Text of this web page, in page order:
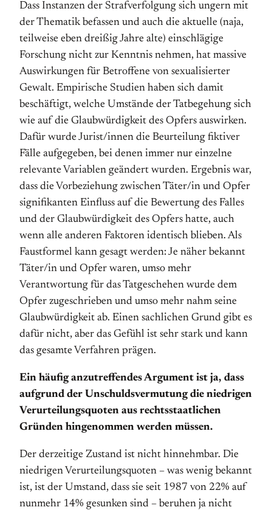
Dass Instanzen der Strafverfolgung sich ungern mit
der Thematik befassen und auch die aktuelle (naja,
teilweise eben dreißig Jahre alte) einschlägige
Forschung nicht zur Kenntnis nehmen, hat massive
Auswirkungen für Betroffene von sexualisierter
Gewalt. Empirische Studien haben sich damit
beschäftigt, welche Umstände der Tatbegehung sich
wie auf die Glaubwürdigkeit des Opfers auswirken.
Dafür wurde Jurist/innen die Beurteilung fiktiver
Fälle aufgegeben, bei denen immer nur einzelne
relevante Variablen geändert wurden. Ergebnis war,
dass die Vorbeziehung zwischen Täter/in und Opfer
signifikanten Einfluss auf die Bewertung des Falles
und der Glaubwürdigkeit des Opfers hatte, auch
wenn alle anderen Faktoren identisch blieben. Als
Faustformel kann gesagt werden: Je näher bekannt
Täter/in und Opfer waren, umso mehr
Verantwortung für das Tatgeschehen wurde dem
Opfer zugeschrieben und umso mehr nahm seine
Glaubwürdigkeit ab. Einen sachlichen Grund gibt es
dafür nicht, aber das Gefühl ist sehr stark und kann
das gesamte Verfahren prägen.
Ein häufig anzutreffendes Argument ist ja, dass
aufgrund der Un­schulds­ver­mutung die niedrigen
Ver­ur­teilungs­quoten aus rechts­staat­lichen
Gründen hin­ge­nommen werden müssen.
Der derzeitige Zustand ist nicht hinnehmbar. Die
niedrigen Verurteilungsquoten – was wenig bekannt
ist, ist der Umstand, dass sie seit 1987 von 22% auf
nunmehr 14% gesunken sind – beruhen ja nicht